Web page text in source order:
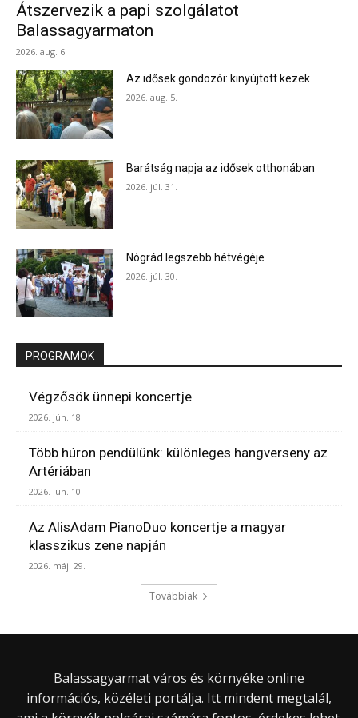
Átszervezik a papi szolgálatot
Balassagyarmaton
2026. aug. 6.
Az idősek gondozói: kinyújtott kezek
2026. aug. 5.
Barátság napja az idősek otthonában
2026. júl. 31.
Nógrád legszebb hétvégéje
2026. júl. 30.
PROGRAMOK
Végzősök ünnepi koncertje
2026. jún. 18.
Több húron pendülünk: különleges hangverseny az
Artériában
2026. jún. 10.
Az AlisAdam PianoDuo koncertje a magyar
klasszikus zene napján
2026. máj. 29.
Továbbiak
Balassagyarmat város és környéke online
információs, közéleti portálja. Itt mindent megtalál,